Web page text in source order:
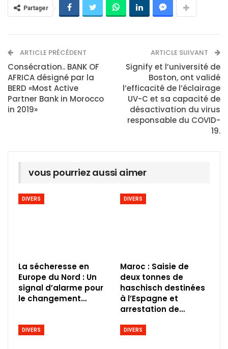
Partager
ARTICLE PRÉCÉDENT
Consécration.. BANK OF
AFRICA désigné par la
BERD «Most Active
Partner Bank in Morocco
in 2019»
ARTICLE SUIVANT
Signify et l’université de
Boston, ont validé
l’efficacité de l’éclairage
UV-C et sa capacité de
désactivation du virus
responsable du COVID-
19.
vous pourriez aussi aimer
DIVERS
La sécheresse en
Europe du Nord : Un
signal d’alarme pour
le changement…
DIVERS
Maroc : Saisie de
deux tonnes de
haschisch destinées
à l’Espagne et
arrestation de…
DIVERS DIVERS